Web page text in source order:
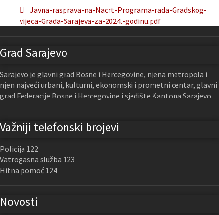
Javna-rasprava-na-Nacrt-Programa-rada-Gradskog-
vijeca-Grada-Sarajeva-za-2024.-godinu.pdf
Grad Sarajevo
Sarajevo je glavni grad Bosne i Hercegovine, njena metropola i
njen najveći urbani, kulturni, ekonomski i prometni centar, glavni
grad Federacije Bosne i Hercegovine i sjedište Kantona Sarajevo.
Važniji telefonski brojevi
Policija 122
Vatrogasna služba 123
Hitna pomoć 124
Novosti